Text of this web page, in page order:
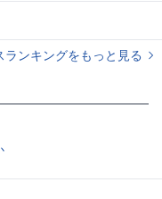
ランキングをもっと見る